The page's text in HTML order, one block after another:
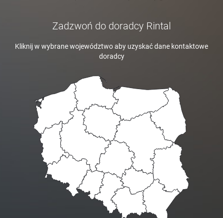
Zadzwoń do doradcy Rintal
Kliknij w wybrane województwo aby uzyskać dane kontaktowe
doradcy